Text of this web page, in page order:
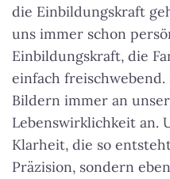
die Einbildungskraft
uns immer schon
Einbildungskraft, die
einfach
Bildern immer an
Lebenswirklichkeit an.
Klarheit, die so
Präzision, sondern